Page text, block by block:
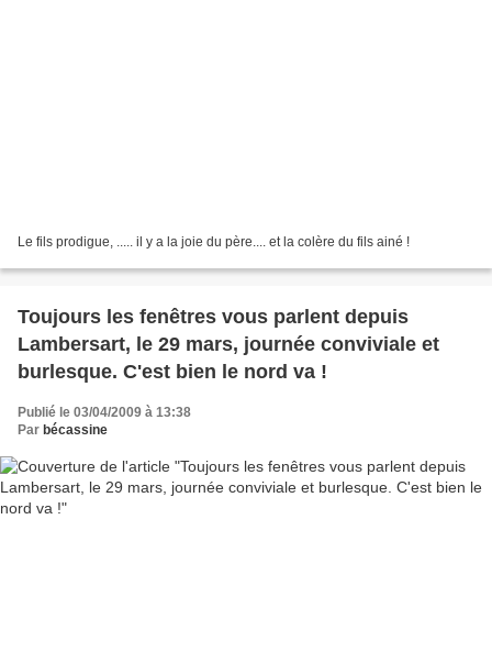
Le fils prodigue, ..... il y a la joie du père.... et la colère du fils ainé !
Toujours les fenêtres vous parlent depuis
Lambersart, le 29 mars, journée conviviale et
burlesque. C'est bien le nord va !
Publié le 03/04/2009 à 13:38
Par bécassine